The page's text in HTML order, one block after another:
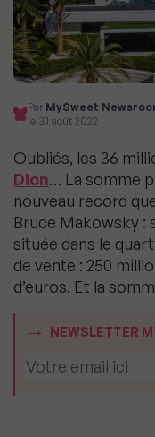
Par MySweet
le 31 août 2022
Oubliés, les 36
Dion… La somme
nouveau record
Bruce Makowsky :
située dans le
de vente : 250
d’euros. Et la
NEWSLETTER